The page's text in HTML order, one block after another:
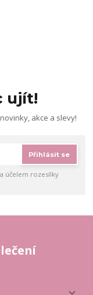
ujít!
akce a slevy!
Přihlásit se
účelem rozesílky